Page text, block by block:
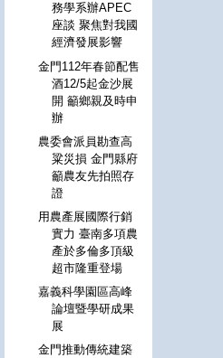
務學系辦APEC
座談 聚焦對我國
經濟發展影響
金門112年春節配售
酒12/5起金沙展
開 籲鄉親及時申
辦
農委會派員勘查高
粱災損 金門縣府
籲農友先拍照存
證
用農產展國際行銷
實力 臺南多項農
產於多倫多頂級
超市隆重登場
嘉義科學園區高峰
論壇暨學研成果
展
金門推動傳統建築